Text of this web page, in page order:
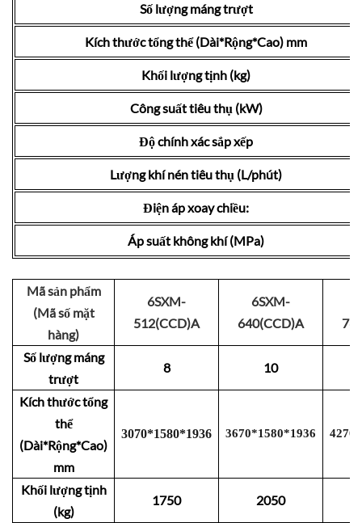
Số lượng máng trượt
Kích thước tổng thể (Dài*Rộng*Cao) mm
Khối lượng tịnh (kg)
Công suất tiêu thụ (kW)
Độ chính xác sắp xếp
Lượng khí nén tiêu thụ (L/phút)
Điện áp xoay chiều:
Áp suất không khí (MPa)
Mã sản phẩm
(Mã số mặt
hàng)
6SXM-
512(CCD)A
6SXM-
640(CCD)A
Số lượng máng
trượt
8 10
Kích thước tổng
thể
(Dài*Rộng*Cao)
mm
3070*1580*1936 3670*1580*1936 4270
Khối lượng tịnh
(kg)
1750 2050